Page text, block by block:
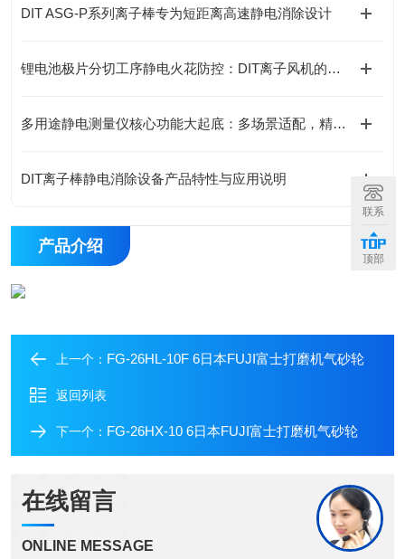
DIT ASG-P系列离子棒专为短距离高速静电消除设计
锂电池极片分切工序静电火花防控：DIT离子风机的防爆安全处理方案
多用途静电测量仪核心功能大起底：多场景适配，精准掌控静电动态！
DIT离子棒静电消除设备产品特性与应用说明
产品介绍
上一个： FG-26HL-10F 6日本FUJI富士打磨机气砂轮
返回列表
下一个： FG-26HX-10 6日本FUJI富士打磨机气砂轮
在线留言
ONLINE MESSAGE
联系
顶部